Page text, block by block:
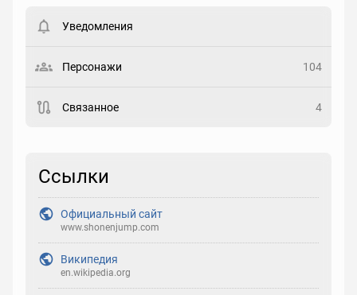
Статус
Реакция
Выберите реакцию
Уведомления
Персонажи 104
Связанное 4
Ссылки
Официальный сайт
www.shonenjump.com
Википедия
en.wikipedia.org